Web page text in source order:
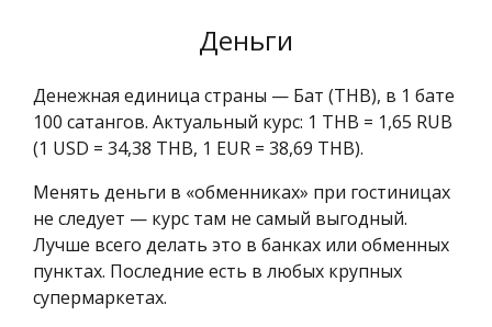
Деньги
Денежная единица страны — Бат (THB), в 1 бате
100 сатангов. Актуальный курс: 1 THB = 1,65 RUB
(1 USD = 34,38 THB, 1 EUR = 38,69 THB).
Менять деньги в «обменниках» при гостиницах
не следует — курс там не самый выгодный.
Лучше всего делать это в банках или обменных
пунктах. Последние есть в любых крупных
супермаркетах.